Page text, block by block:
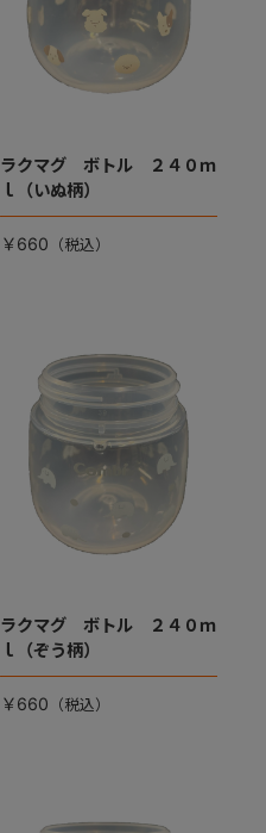
ラクマグ ボトル ２４０ｍ
ｌ（いぬ柄）
￥660
ラクマグ ボトル ２４０ｍ
ｌ（ぞう柄）
￥660